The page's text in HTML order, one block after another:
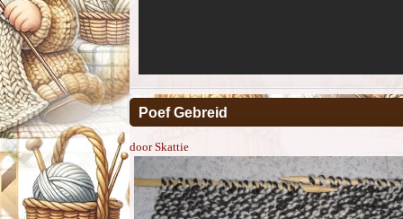
Poef Gebreid
door Skattie